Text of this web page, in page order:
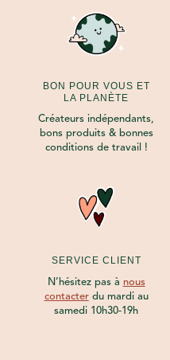
BON POUR VOUS ET
LA PLANÈTE
Créateurs indépendants,
bons produits & bonnes
conditions de travail !
SERVICE CLIENT
N’hésitez pas à nous
contacterdu mardi au
samedi 10h30-19h